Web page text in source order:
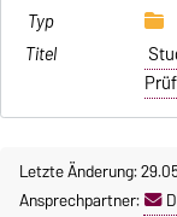
Letzte Änderung:
Ansprechpartner: